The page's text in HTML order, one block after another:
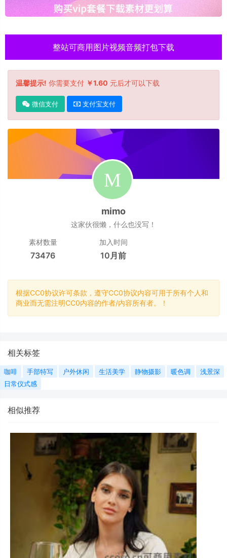
整站可商用图片视频音频打包下载
温馨提示! 你需要支付 ￥1.60 元后才可以下载
微信支付 支付宝支付
mimo
这家伙很懒，什么也没写！
素材数量
73476
加入时间
10月前
根据CC0协议许可条款，遵守CC0协议内容可用于所有个人和
商业而无需注明CC0内容的作者/内容所有者。！
相关标签
咖啡 手部特写 户外休闲 生活美学 静物摄影 暖色调
浅景深
日常仪式感
相似推荐